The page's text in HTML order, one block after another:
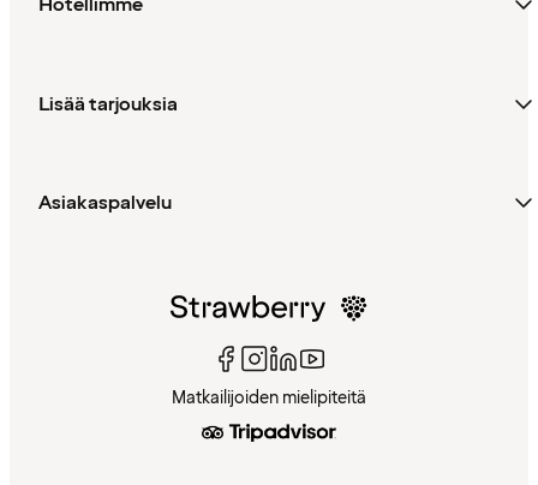
Hotellimme
Lisää tarjouksia
Asiakaspalvelu
Matkailijoiden mielipiteitä